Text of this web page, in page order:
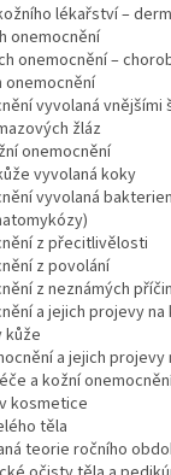
lékařství –
onemocnění
onemocnění –
onemocnění
vyvolaná vnějšími
žláz
onemocnění
vyvolaná koky
vyvolaná
z přecitlivělosti
z povolání
z neznámých příčin
a jejich projevy na
kůže
a jejich projevy
a kožní
kosmetice
těla
teorie ročního